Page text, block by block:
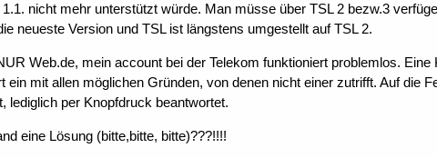
nicht mehr unterstützt würde. Man müsse über TSL 2 bezw.3
neueste Version und TSL ist längstens umgestellt auf TSL 2.
Web.de, mein account bei der Telekom funktioniert problemlos.
ein mit allen möglichen Gründen, von denen nicht einer zutrifft. Auf die
lediglich per Knopfdruck beantwortet.
eine Lösung (bitte,bitte, bitte)???!!!!